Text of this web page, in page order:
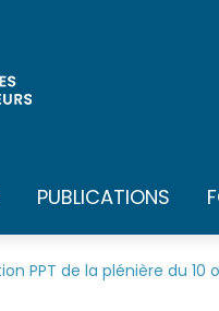
PUBLICATIONS
PPT de la plénière du 10